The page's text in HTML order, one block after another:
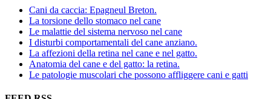
Cani da caccia: Epagneul Breton.
La torsione dello stomaco nel cane
Le malattie del sistema nervoso nel cane
I disturbi comportamentali del cane anziano.
La affezioni della retina nel cane e nel gatto.
Anatomia del cane e del gatto: la retina.
Le patologie muscolari che possono affliggere cani e gatti